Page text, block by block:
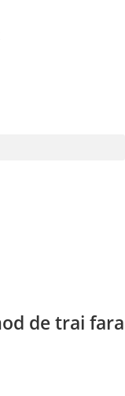
de trai fara